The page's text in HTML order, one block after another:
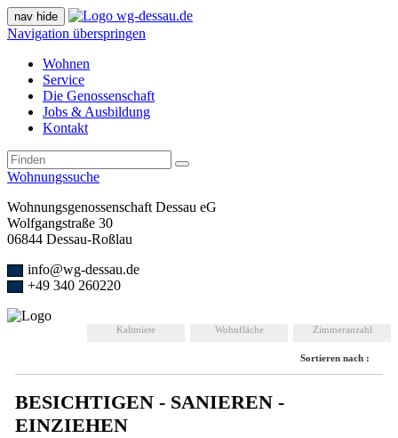
nav hide
Navigation überspringen
Wohnen
Service
Die Genossenschaft
Jobs & Ausbildung
Kontakt
Wohnungssuche
Wohnungsgenossenschaft Dessau eG
Wolfgangstraße 30
06844 Dessau-Roßlau
info@wg-dessau.de
+49 340 260220
Zimmeranzahl
Wohnfläche
Kaltmiete
Sortieren nach :
BESICHTIGEN - SANIEREN -
EINZIEHEN